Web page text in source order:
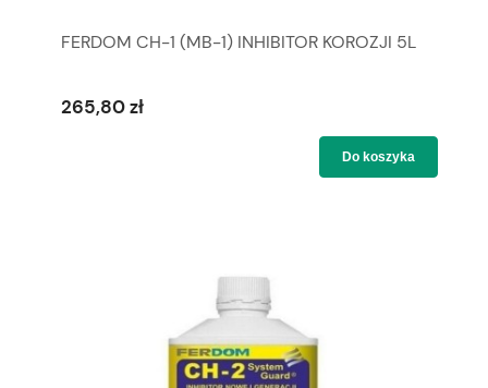
FERDOM CH-1 (MB-1) INHIBITOR KOROZJI 5L
265,80 zł
Do koszyka